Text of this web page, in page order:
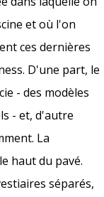
et où l'on
ces dernières
D'une part, le
- des modèles
- et, d'autre
La
haut du pavé.
séparés,